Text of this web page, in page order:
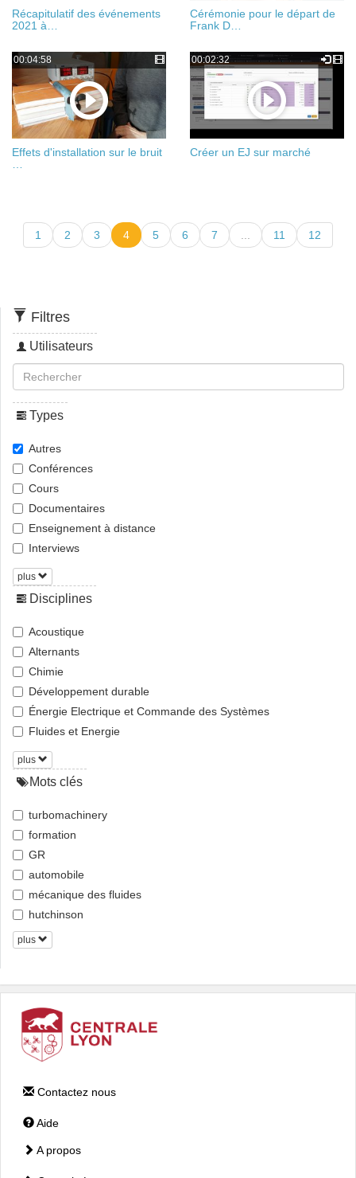
Récapitulatif des événements
2021 à…
Cérémonie pour le départ de
Frank D…
00:04:58
Effets d'installation sur le bruit
00:02:32
Créer un EJ sur marché
1 2 3 4 5 6 7 11 12
Filtres
Utilisateurs
Types
Autres
Conférences
Cours
Documentaires
Enseignement à distance
Interviews
plus
Disciplines
Acoustique
Alternants
Chimie
Développement durable
Énergie Electrique et Commande des Systèmes
Fluides et Energie
plus
Mots clés
turbomachinery
formation
GR
automobile
mécanique des fluides
hutchinson
plus
Contactez nous
Aide
A propos